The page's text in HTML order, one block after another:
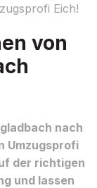
Eich!
von
nach
Umzugsprofi
der richtigen
und lassen